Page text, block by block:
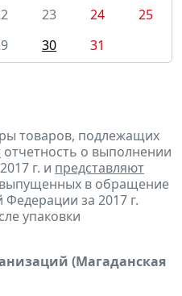
23 24
25
30 31
товаров, подлежащих
отчетность о выполнении
г. и представляют
выпущенных в обращение
за 2017 г.
упаковки
(Магаданская